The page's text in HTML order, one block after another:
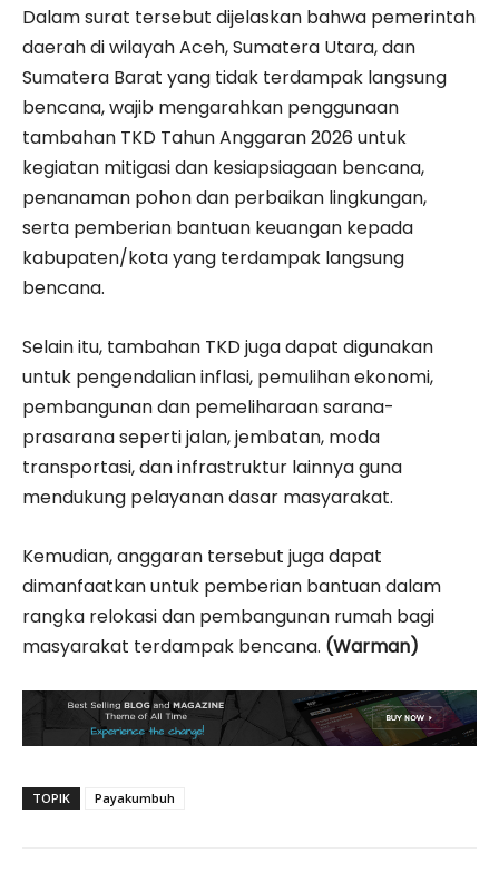
Dalam surat tersebut dijelaskan bahwa pemerintah
daerah di wilayah Aceh, Sumatera Utara, dan
Sumatera Barat yang tidak terdampak langsung
bencana, wajib mengarahkan penggunaan
tambahan TKD Tahun Anggaran 2026 untuk
kegiatan mitigasi dan kesiapsiagaan bencana,
penanaman pohon dan perbaikan lingkungan,
serta pemberian bantuan keuangan kepada
kabupaten/kota yang terdampak langsung
bencana.
Selain itu, tambahan TKD juga dapat digunakan
untuk pengendalian inflasi, pemulihan ekonomi,
pembangunan dan pemeliharaan sarana-
prasarana seperti jalan, jembatan, moda
transportasi, dan infrastruktur lainnya guna
mendukung pelayanan dasar masyarakat.
Kemudian, anggaran tersebut juga dapat
dimanfaatkan untuk pemberian bantuan dalam
rangka relokasi dan pembangunan rumah bagi
masyarakat terdampak bencana. (Warman)
TOPIK Payakumbuh